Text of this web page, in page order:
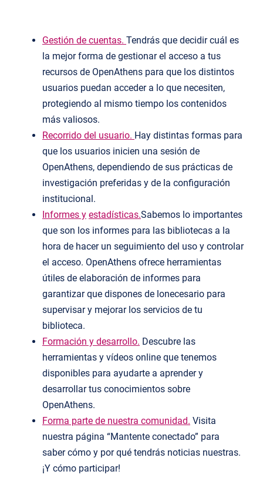
Gestión de cuentas. Tendrás que decidir cuál es
la mejor forma de gestionar el acceso a tus
recursos de OpenAthens para que los distintos
usuarios puedan acceder a lo que necesiten,
protegiendo al mismo tiempo los contenidos
más valiosos.
Recorrido del usuario. Hay distintas formas para
que los usuarios inicien una sesión de
OpenAthens, dependiendo de sus prácticas de
investigación preferidas y de la configuración
institucional.
Informes y estadísticas.Sabemos lo importantes
que son los informes para las bibliotecas a la
hora de hacer un seguimiento del uso y controlar
el acceso. OpenAthens ofrece herramientas
útiles de elaboración de informes para
garantizar que dispones de onecesario para
supervisar y mejorar los servicios de tu
biblioteca.
Formación y desarrollo. Descubre las
herramientas y vídeos online que tenemos
disponibles para ayudarte a aprender y
desarrollar tus conocimientos sobre
OpenAthens.
Forma parte de nuestra comunidad. Visita
nuestra página “Mantente conectado” para
saber cómo y por qué tendrás noticias nuestras.
¡Y cómo participar!